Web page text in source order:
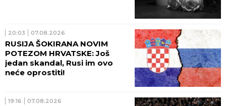
20:03 07.08.2026
RUSIJA ŠOKIRANA NOVIM
POTEZOM HRVATSKE: Još
jedan skandal, Rusi im ovo
neće oprostiti!
19:16 07.08.2026